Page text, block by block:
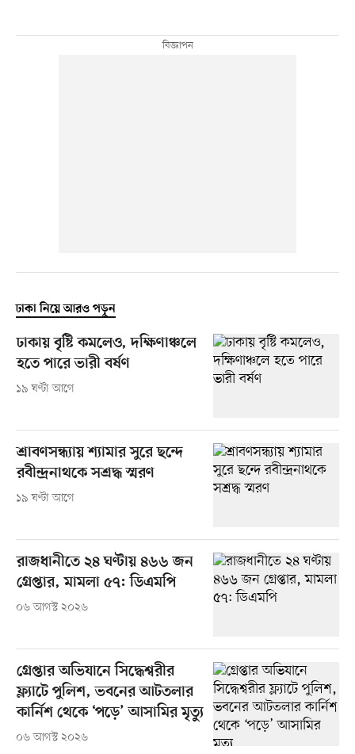
ঢাকা নিয়ে আরও পড়ুন
ঢাকায় বৃষ্টি কমলেও, দক্ষিণাঞ্চলে
হতে পারে ভারী বর্ষণ
১৯ ঘণ্টা আগে
শ্রাবণসন্ধ্যায় শ্যামার সুরে ছন্দে
রবীন্দ্রনাথকে সশ্রদ্ধ স্মরণ
১৯ ঘণ্টা আগে
রাজধানীতে ২৪ ঘণ্টায় ৪৬৬ জন
গ্রেপ্তার, মামলা ৫৭: ডিএমপি
০৬ আগস্ট ২০২৬
গ্রেপ্তার অভিযানে সিদ্ধেশ্বরীর
ফ্ল্যাটে পুলিশ, ভবনের আটতলার
কার্নিশ থেকে ‘পড়ে’ আসামির মৃত্যু
০৬ আগস্ট ২০২৬